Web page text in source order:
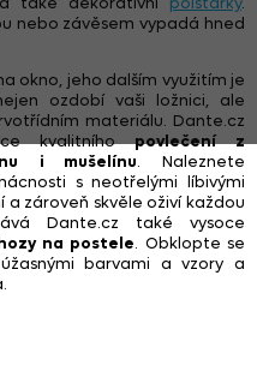
nebo závěsem vypadá hned
okno, jeho dalším využitím je
ozdobí vaši ložnici, ale
materiálu. Dante.cz
kvalitníhopovlečení z
i mušelínu. Naleznete
s neotřelými líbivými
zároveň skvěle oživí každou
Dante.cz také vysoce
na postele. Obklopte se
barvami a vzory a